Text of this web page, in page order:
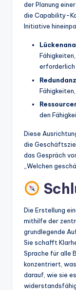
der Planung
die Capability-
Initiative
erforderlich
den
Diese
die
das Gespräch
„Welchen
Die Erstellung
mithilfe der
grundlegende
Sie schafft
Sprache für alle
konzentriert,
darauf, wie sie